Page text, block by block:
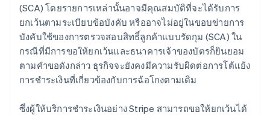
(SCA) โดยรายการเหล่านั้นอาจมีคุณสมบัติที่จะได้รับการ
ยกเว้นตามระเบียบข้อบังคับ หรืออาจไม่อยู่ในขอบข่ายการ
บังคับใช้ของการตรวจสอบสิทธิ์ลูกค้าแบบรัดกุม (SCA) ใน
กรณีที่มีการขอให้ยกเว้นและธนาคารเจ้าของบัตรก็ยินยอม
ตามคำขอดังกล่าว ธุรกิจจะยังคงมีความรับผิดต่อการโต้แย้ง
การชำระเงินที่เกี่ยวข้องกับการฉ้อโกงตามเดิม
ซึ่งผู้ให้บริการชำระเงินอย่าง Stripe สามารถขอให้ยกเว้นได้